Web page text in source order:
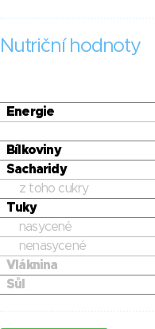
Nutriční hodnoty
Energie
Bílkoviny
Sacharidy
z toho cukry
Tuky
nasycené
nenasycené
Vláknina
Sůl